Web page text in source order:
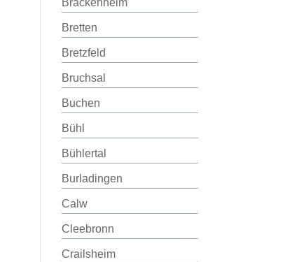
Brackenheim
Bretten
Bretzfeld
Bruchsal
Buchen
Bühl
Bühlertal
Burladingen
Calw
Cleebronn
Crailsheim